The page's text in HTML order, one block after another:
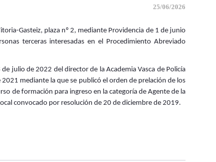
25/06/2026
Gasteiz, plaza nº 2, mediante Providencia de 1 de junio
terceras interesadas en el Procedimiento Abreviado
julio de 2022 del director de la Academia Vasca de Policía
mediante la que se publicó el orden de prelación de los
de formación para ingreso en la categoría de Agente de la
convocado por resolución de 20 de diciembre de 2019.